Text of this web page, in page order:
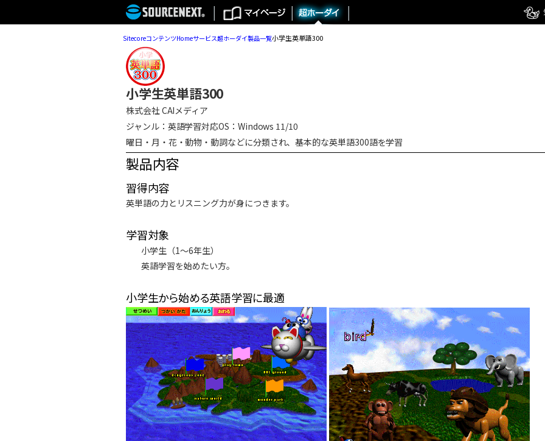
SitecoreコンテンツHomeサービス超ホーダイ製品一覧小学生英単語300
小学生英単語300
株式会社 CAIメディア
ジャンル：英語学習対応OS：Windows 11/10
曜日・月・花・動物・動詞などに分類され、基本的な英単語300語を学習
製品内容
習得内容
英単語の力とリスニング力が身につきます。
学習対象
小学生（1～6年生）
英語学習を始めたい方。
小学生から始める英語学習に最適